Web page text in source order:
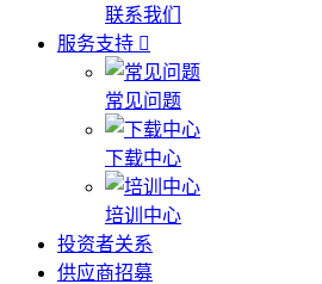
联系我们
服务支持
常见问题
下载中心
培训中心
投资者关系
供应商招募